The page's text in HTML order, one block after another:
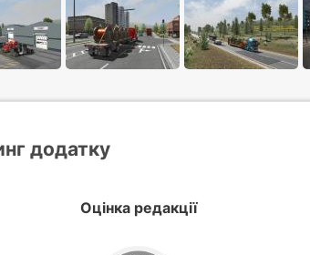
додатку
Оцінка редакції